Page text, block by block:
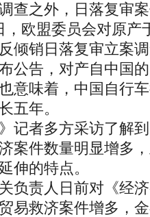
之外，日落复审案
，欧盟委员会对原产
倾销日落复审立案
公告，对产自中国
意味着，中国自行
五年。
者多方采访了解到
案件数量明显增多
伸的特点。
责人日前对《经济
易救济案件增多，